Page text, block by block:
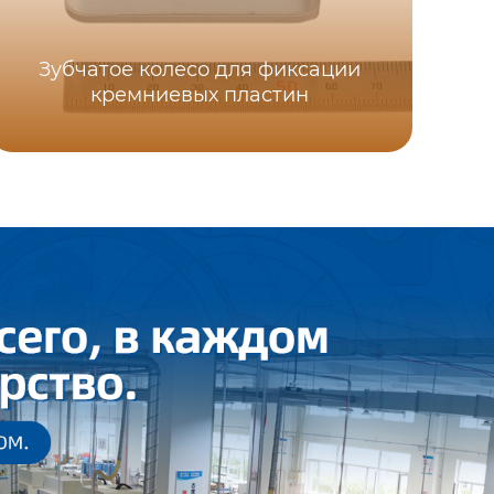
Зубчатое колесо для фиксации
кремниевых пластин